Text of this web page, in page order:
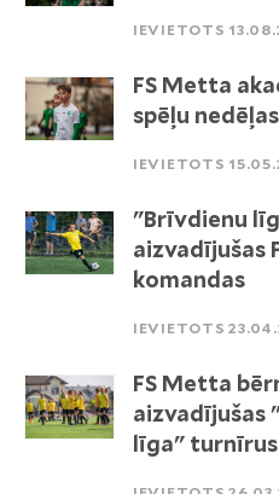
IEVIETOTS
FS Metta
spēļu
IEVIETOTS
"Brīvdienu
aizvadījušas
komandas
IEVIETOTS
FS Metta
aizvadījušas
līga" turnīrus